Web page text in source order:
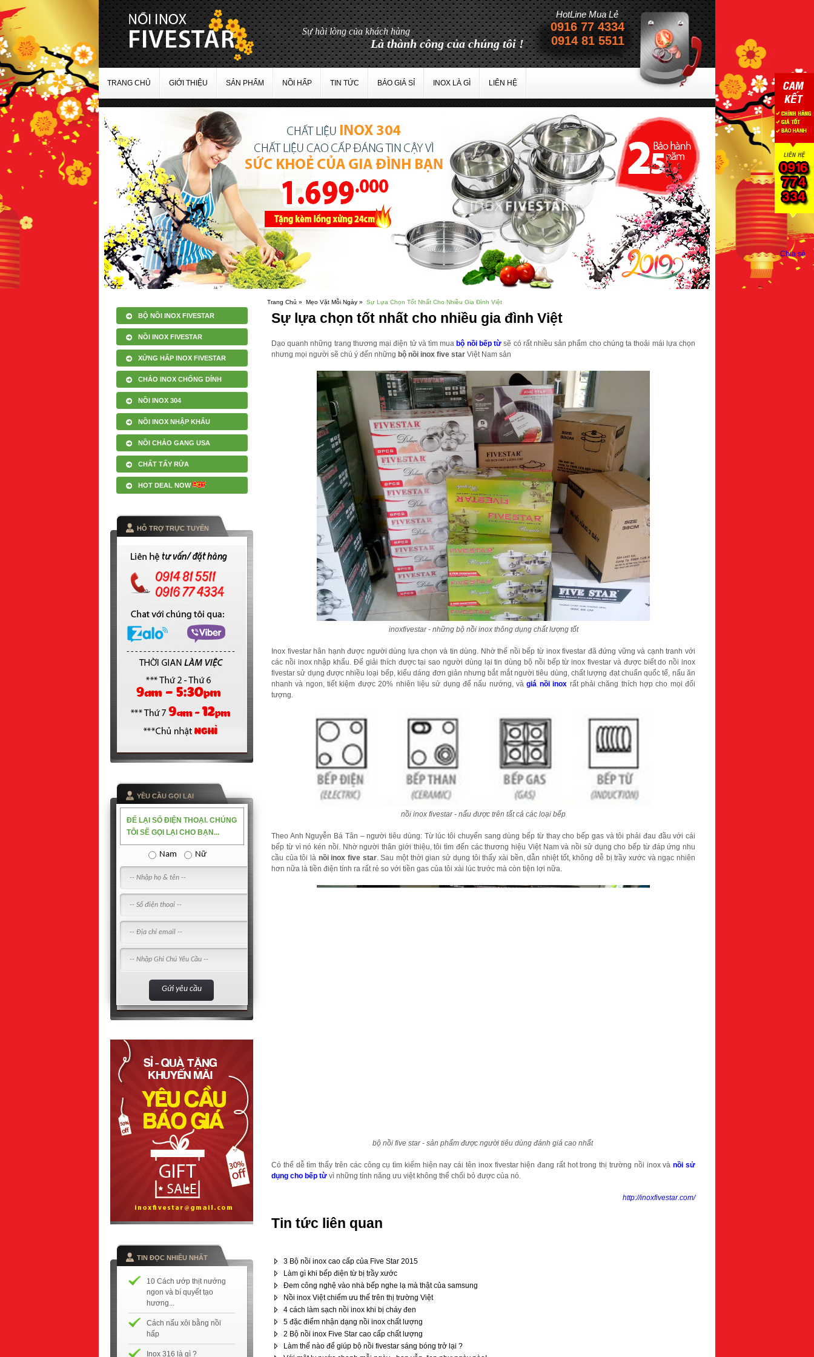
HotLine Mua Lẻ
0916 77 4334
0914 81 5511
Sự hài lòng của khách hàng
Là thành công của chúng tôi !
TRANG CHỦ GIỚI THIỆU SẢN PHẨM NỒI HẤP TIN TỨC BÁO GIÁ SỈ INOX LÀ GÌ LIÊN HỆ
BỘ NỒI INOX FIVESTAR
NỒI INOX FIVESTAR
XỬNG HẤP INOX FIVESTAR
CHẢO INOX CHỐNG DÍNH
NỒI INOX 304
NỒI INOX NHẬP KHẨU
NỒI CHẢO GANG USA
CHẤT TẨY RỬA
HOT DEAL NOW
HỖ TRỢ TRỰC TUYẾN
YỀU CẦU GỌI LẠI
ĐỂ LẠI SỐ ĐIỆN THOẠI. CHÚNG
TÔI SẼ GỌI LẠI CHO BẠN...
Nam Nữ
TIN ĐỌC NHIỀU NHẤT
10 Cách ướp thịt nướng
ngon và bí quyết tạo
hương...
Cách nấu xôi bằng nồi
hấp
Inox 316 là gì ?
Trang Chủ » Mẹo Vặt Mỗi Ngày » Sự Lựa Chọn Tốt Nhất Cho Nhiều Gia Đình Việt
Sự lựa chọn tốt nhất cho nhiều gia đình Việt
Dạo quanh những trang thương mại điện tử và tìm mua bộ nồi bếp từ sẽ có rất nhiều sản phẩm cho chúng ta thoải mái lựa chọn
nhưng mọi người sẽ chú ý đến những bộ nồi inox five star Việt Nam sản
inoxfivestar - những bộ nồi inox thông dụng chất lượng tốt
Inox fivestar hân hạnh được người dùng lựa chọn và tin dùng. Nhờ thế nồi bếp từ inox fivestar đã đứng vững và cạnh tranh với
các nồi inox nhập khẩu. Để giải thích được tại sao người dùng lại tin dùng bộ nồi bếp từ inox fivestar và được biết do nồi inox
fivestar sử dụng được nhiều loại bếp, kiểu dáng đơn giản nhưng bắt mắt người tiêu dùng, chất lượng đạt chuẩn quốc tế, nấu ăn
nhanh và ngon, tiết kiệm được 20% nhiên liệu sử dụng để nấu nướng, vàgiá nồi inox rất phải chăng thích hợp cho mọi đối
tượng.
nồi inox fivestar - nấu được trên tất cả các loại bếp
Theo Anh Nguyễn Bá Tân – người tiêu dùng: Từ lúc tôi chuyển sang dùng bếp từ thay cho bếp gas và tôi phải đau đầu với cái
bếp từ vì nó kén nồi. Nhờ người thân giới thiệu, tôi tìm đến các thương hiệu Việt Nam và nồi sử dụng cho bếp từ đáp ứng nhu
cầu của tôi là nồi inox five star. Sau một thời gian sử dụng tôi thấy xài bền, dẫn nhiệt tốt, không dễ bị trầy xước và ngạc nhiên
hơn nữa là tiền điện tính ra rất rẻ so với tiền gas của tôi xài lúc trước mà còn tiện lợi nữa.
bộ nồi five star - sản phẩm được người tiêu dùng đánh giá cao nhất
Có thể dễ tìm thấy trên các công cụ tìm kiếm hiện nay cái tên inox fivestar hiện đang rất hot trong thị trường nồi inox vànồi sử
dụng cho bếp từ vì những tính năng ưu việt không thể chối bỏ được của nó.
http://inoxfivestar.com/
Tin tức liên quan
3 Bộ nồi inox cao cấp của Five Star 2015
Làm gì khi bếp điện từ bị trầy xước
Đem công nghệ vào nhà bếp nghe lạ mà thật của samsung
Nồi inox Việt chiếm ưu thế trên thị trường Việt
4 cách làm sạch nồi inox khi bị cháy đen
5 đặc điểm nhận dạng nồi inox chất lượng
2 Bộ nồi inox Five Star cao cấp chất lượng
Làm thế nào để giúp bộ nồi fivestar sáng bóng trở lại ?
Chia sẻ